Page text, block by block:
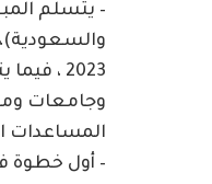
– يتسلم
2023 ،
وجامعات
المساعدات
– أول خطوة